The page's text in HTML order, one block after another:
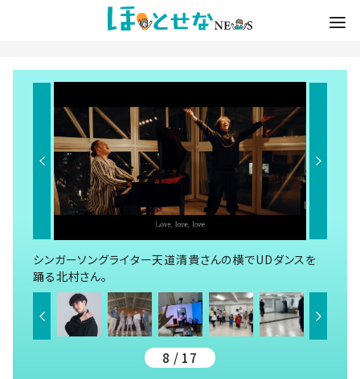
シンガーソングライター天道清貴さんの横でUDダンスを
踊る北村さん。
8 / 17